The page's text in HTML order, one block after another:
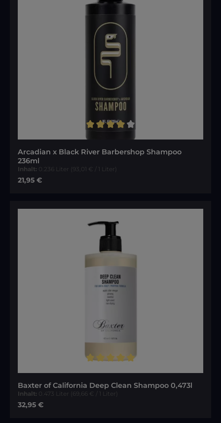
Durchschnittliche Bewertung von 4 von 5 Sternen
Arcadian x Black River Barbershop Shampoo
236ml
Inhalt: 0.236 Liter (93,01 € / 1 Liter)
Regulärer Preis:
21,95 €
Baxter of California Deep Clean Shampoo 0,473l
Inhalt: 0.473 Liter (69,66 € / 1 Liter)
Regulärer Preis:
32,95 €